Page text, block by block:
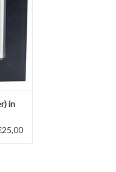
in